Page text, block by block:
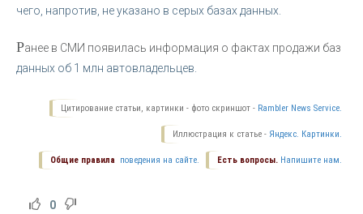
чего, напротив, не указано в серых базах данных.
Ранее в СМИ появилась информация о фактах продажи баз
данных об 1 млн автовладельцев.
Цитирование статьи, картинки - фото скриншот - Rambler News Service.
Иллюстрация к статье - Яндекс. Картинки.
Есть вопросы. Напишите нам.
Общие правила поведения на сайте.
0